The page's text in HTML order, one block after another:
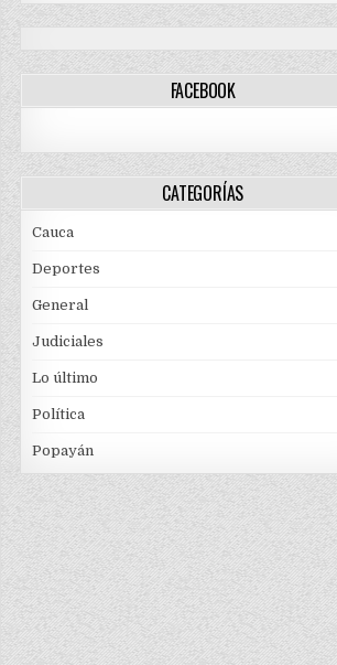
FACEBOOK
CATEGORÍAS
Cauca
Deportes
General
Judiciales
Lo último
Política
Popayán